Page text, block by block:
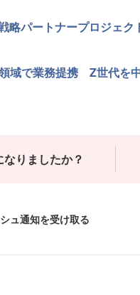
略パートナープロジェ
域で業務提携 Z世代を
りましたか？
ュ通知を受け取る